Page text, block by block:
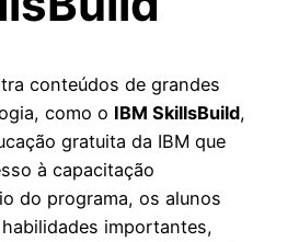
conteúdos de grandes
como o IBM SkillsBuild,
gratuita da IBM que
à capacitação
do programa, os alunos
importantes,